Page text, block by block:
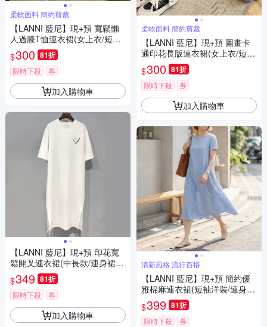
柔軟面料 簡約剪裁
【LANNI 藍尼】現+預 寬鬆懶
人過膝T恤連衣裙(女上衣/短袖/
連衣裙)
$300 81折
限時下殺 券
加入購物車
【LANNI 藍尼】現+預 印花寬
鬆開叉連衣裙(中長款/連身裙/
短袖)
$349 81折
限時下殺 券
加入購物車
柔軟面料 簡約剪裁
【LANNI 藍尼】現+預 圖畫卡
通印花長版連衣裙(女上衣/短
袖/休閒)
$300 81折
限時下殺 券
加入購物車
清新風格 流行百搭
【LANNI 藍尼】現+預 簡約優
雅棉麻連衣裙(短袖洋裝/連身
裙/裙子/日系)
$399 81折
限時下殺 券